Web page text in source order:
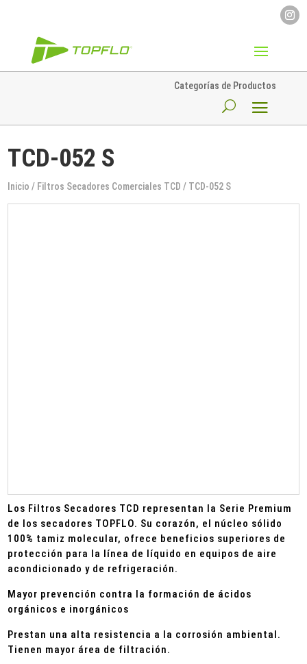
Categorías de Productos
TCD-052 S
Inicio / Filtros Secadores Comerciales TCD / TCD-052 S
Los Filtros Secadores TCD representan la Serie Premium
de los secadores TOPFLO. Su corazón, el núcleo sólido
100% tamiz molecular, ofrece beneficios superiores de
protección para la línea de líquido en equipos de aire
acondicionado y de refrigeración.
Mayor prevención contra la formación de ácidos
orgánicos e inorgánicos
Prestan una alta resistencia a la corrosión ambiental.
Tienen mayor área de filtración.